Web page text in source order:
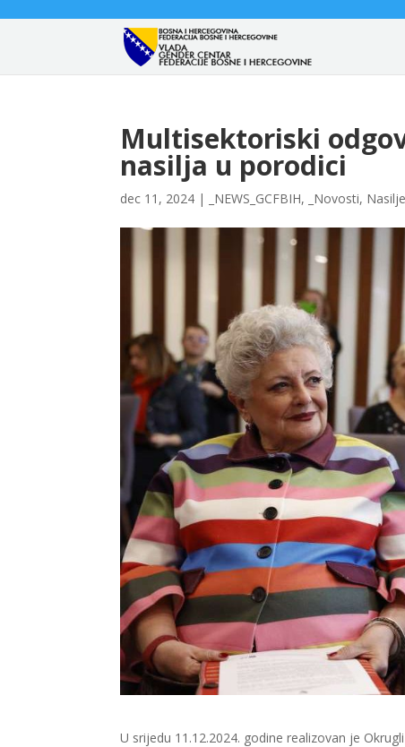
Multisektoriski
nasilja u porodici
dec 11, 2024 | _NEWS_GCFBIH, _Novosti, Nasilje
U srijedu 11.12.2024. godine realizovan je